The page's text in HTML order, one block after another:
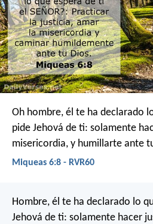
Oh hombre, él te ha declarado
pide Jehová de ti: solamente
misericordia, y humillarte ante
Miqueas 6:8 - RVR60
Hombre, él te ha declarado lo
Jehová de ti: solamente hacer